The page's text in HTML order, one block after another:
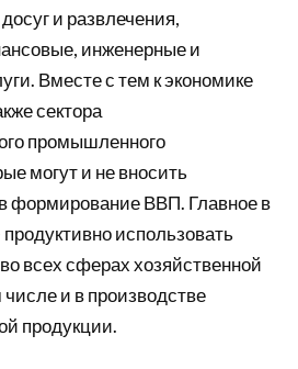
и развлечения,
инженерные и
Вместе с тем к экономике
сектора
промышленного
могут и не вносить
формирование ВВП. Главное в
использовать
всех сферах хозяйственной
и в производстве
продукции.